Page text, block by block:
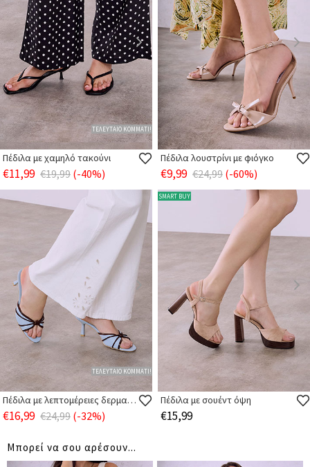
ΤΕΛΕΥΤΑΙΟ ΚΟΜΜΑΤΙ!
Πέδιλα με χαμηλό τακούνι
€11,99 €19,99 (-40%)
Πέδιλα λουστρίνι με φιόγκο
€9,99 €24,99 (-60%)
ΤΕΛΕΥΤΑΙΟ ΚΟΜΜΑΤΙ!
Πέδιλα με λεπτομέρειες δερματίνης
€16,99 €24,99 (-32%)
SMART BUY
Πέδιλα με σουέντ όψη
€15,99
Μπορεί να σου αρέσουν...